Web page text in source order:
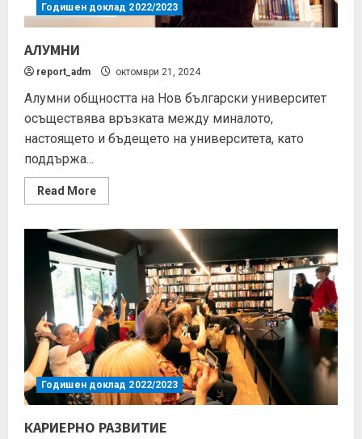
Годишен доклад 2022/2023
АЛУМНИ
report_adm октомври 21, 2024
Алумни общността на Нов български университет
осъществява връзката между миналото,
настоящето и бъдещето на университета, като
поддържа...
Read More
Годишен доклад 2022/2023
КАРИЕРНО РАЗВИТИЕ